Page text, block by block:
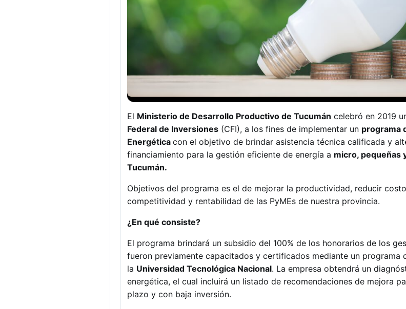
El Ministerio de Desarrollo Productivo de Tucumán celebró en 2019
Federal de Inversiones (CFI), a los fines de implementar un programa
Energética con el objetivo de brindar asistencia técnica calificada y
financiamiento para la gestión eficiente de energía a micro, pequeñas
Tucumán.
Objetivos del programa es el de mejorar la productividad, reducir
competitividad y rentabilidad de las PyMEs de nuestra provincia.
¿En qué consiste?
El programa brindará un subsidio del 100% de los honorarios de los
fueron previamente capacitados y certificados mediante un programa
la Universidad Tecnológica Nacional. La empresa obtendrá un
energética, el cual incluirá un listado de recomendaciones de mejora
plazo y con baja inversión.